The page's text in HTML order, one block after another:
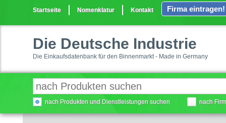
Startseite Nomenklatur Kontakt Firma eintragen!
Die Deutsche Industrie
Die Einkaufsdatenbank für den Binnenmarkt - Made in Germany
nach Produkten und Dienstleistungen suchen nach